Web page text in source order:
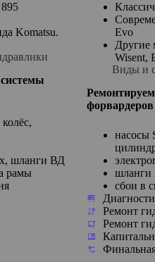
Komatsu.
шланги ВД
рамы
Evo
Другие
Wisent,
Виды и
форвардеров
насосы
шланги
сбои в
Ремонт
Ремонт